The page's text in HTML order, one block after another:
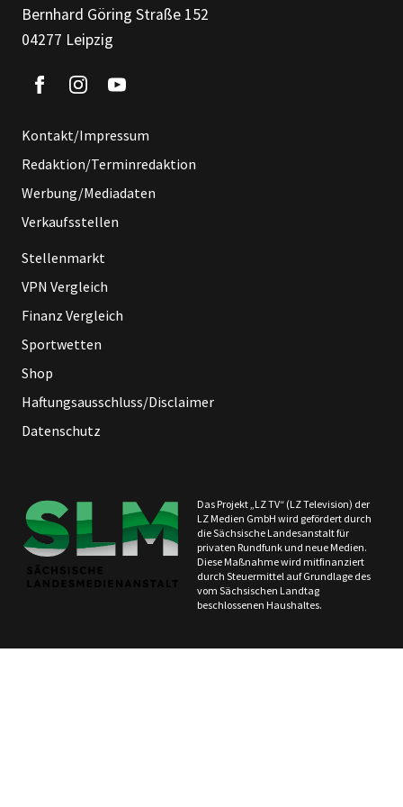
Bernhard Göring Straße 152
04277 Leipzig
Kontakt/Impressum
Redaktion/Terminredaktion
Werbung/Mediadaten
Verkaufsstellen
Stellenmarkt
VPN Vergleich
Finanz Vergleich
Sportwetten
Shop
Haftungsausschluss/Disclaimer
Datenschutz
Das Projekt „LZ TV“ (LZ Television) der
LZ Medien GmbH wird gefördert durch
die Sächsische Landesanstalt für
privaten Rundfunk und neue Medien.
Diese Maßnahme wird mitfinanziert
durch Steuermittel auf Grundlage des
vom Sächsischen Landtag
beschlossenen Haushaltes.